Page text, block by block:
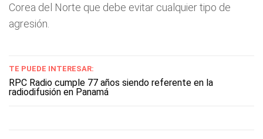
Corea del Norte que debe evitar cualquier tipo de
agresión.
TE PUEDE INTERESAR:
RPC Radio cumple 77 años siendo referente en la
radiodifusión en Panamá